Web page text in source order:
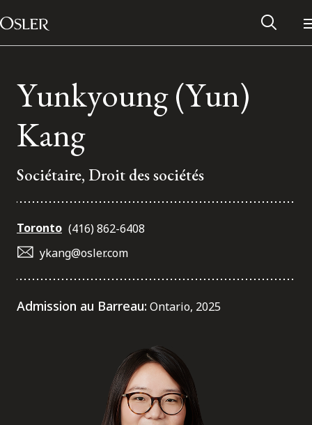
Passer au contenu
Main Navigation
Réseau des anciens d’Osler
S’abonner aux articles Osler
Yunkyoung (Yun)
Kang
Sociétaire, Droit des sociétés
Toronto (416) 862-6408
ykang@osler.com
Admission au Barreau: Ontario, 2025